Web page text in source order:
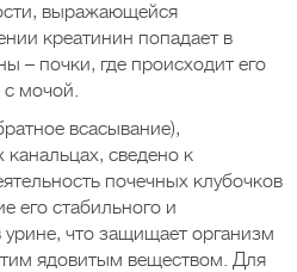
выражающейся
креатинин попадает в
– почки, где происходит его
с мочой.
всасывание),
сведено к
почечных клубочков
его стабильного и
урине, что защищает организм
ядовитым веществом. Для